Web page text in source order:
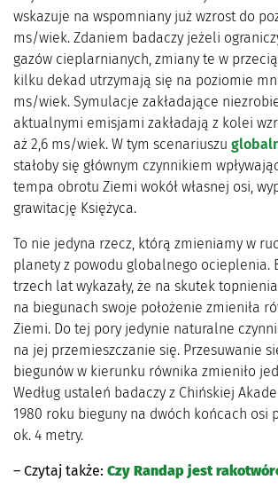
wskazuje na wspomniany już wzrost do
ms/wiek. Zdaniem badaczy jeżeli
gazów cieplarnianych, zmiany te w
kilku dekad utrzymają się na poziomie
ms/wiek. Symulacje zakładające
aktualnymi emisjami zakładają z kolei
aż 2,6 ms/wiek. W tym scenariuszu
stałoby się głównym czynnikiem
tempa obrotu Ziemi wokół własnej osi,
grawitację Księżyca.
To nie jedyna rzecz, którą zmieniamy w
planety z powodu globalnego ocieplenia.
trzech lat wykazały, że na skutek
na biegunach swoje położenie zmieniła
Ziemi. Do tej pory jedynie naturalne
na jej przemieszczanie się. Przesuwanie
biegunów w kierunku równika zmieniło
Według ustaleń badaczy z Chińskiej
1980 roku bieguny na dwóch końcach osi
ok. 4 metry.
– Czytaj także: Czy Randap jest